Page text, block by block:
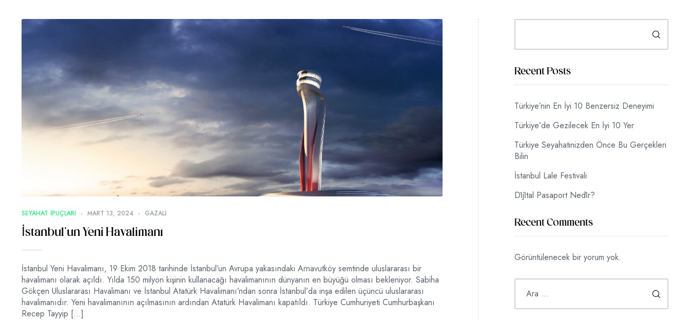
SEYAHAT IPUÇLARI MART 13, 2024 GAZALI
İstanbul’un Yeni Havalimanı
İstanbul Yeni Havalimanı, 19 Ekim 2018 tarihinde İstanbul’un Avrupa yakasındaki Arnavutköy semtinde uluslararası bir
havalimanı olarak açıldı. Yılda 150 milyon kişinin kullanacağı havalimanının dünyanın en büyüğü olması bekleniyor. Sabiha
Gökçen Uluslararası Havalimanı ve İstanbul Atatürk Havalimanı’ndan sonra İstanbul’da inşa edilen üçüncü uluslararası
havalimanıdır. Yeni havalimanının açılmasının ardından Atatürk Havalimanı kapatıldı. Türkiye Cumhuriyeti Cumhurbaşkanı
Recep Tayyip […]
Ara
Recent Posts
Türkiye’nin En İyi 10 Benzersiz Deneyimi
Türkiye’de Gezilecek En İyi 10 Yer
Türkiye Seyahatinizden Önce Bu Gerçekleri
Bilin
İstanbul Lale Festivali
Di̇ji̇tal Pasaport Nedi̇r?
Recent Comments
Görüntülenecek bir yorum yok.